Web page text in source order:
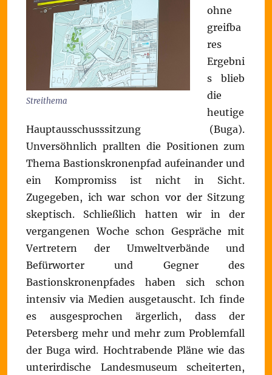
Streithema
ohne
greifba
res
Ergebni
s blieb
die
heutige
Hauptausschusssitzung (Buga).
Unversöhnlich prallten die Positionen zum
Thema Bastionskronenpfad aufeinander und
ein Kompromiss ist nicht in Sicht.
Zugegeben, ich war schon vor der Sitzung
skeptisch. Schließlich hatten wir in der
vergangenen Woche schon Gespräche mit
Vertretern der Umweltverbände und
Befürworter und Gegner des
Bastionskronenpfades haben sich schon
intensiv via Medien ausgetauscht. Ich finde
es ausgesprochen ärgerlich, dass der
Petersberg mehr und mehr zum Problemfall
der Buga wird. Hochtrabende Pläne wie das
unterirdische Landesmuseum scheiterten,